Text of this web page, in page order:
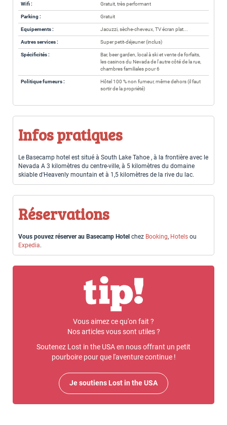
Wifi : Gratuit, très performant
Parking : Gratuit
Equipements : Jacuzzi, sèche-cheveux, TV écran plat...
Autres services : Super petit-déjeuner (inclus)
Spécificités :
Bar, beer garden, local à ski et vente de forfaits,
les casinos du Nevada de l'autre côté de la rue,
chambres familiales pour 6
Politique fumeurs :
Hôtel 100 % non fumeur, même dehors (il faut
sortir de la propriété)
Infos pratiques
Le Basecamp hotel est situé à South Lake Tahoe , à la frontière avec le
Nevada A 3 kilomètres du centre-ville, à 5 kilomètres du domaine
skiable d'Heavenly mountain et à 1,5 kilomètres de la rive du lac.
Réservations
Vous pouvez réserver au Basecamp Hotel chez Booking, Hotels ou
Expedia.
Vous aimez ce qu'on fait ?
Nos articles vous sont utiles ?
Soutenez Lost in the USA en nous offrant un petit
pourboire pour que l'aventure continue !
Je soutiens Lost in the USA